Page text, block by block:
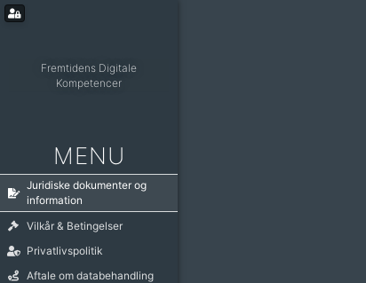
Fremtidens Digitale
Kompetencer
MENU
Juridiske dokumenter og
information
Vilkår & Betingelser
Privatlivspolitik
Aftale om databehandling